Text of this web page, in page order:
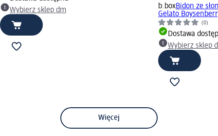
Wybierz sklep dm
b.boxBidon ze
Gelato
(0)
Dostawa
Wybierz sklep
Więcej